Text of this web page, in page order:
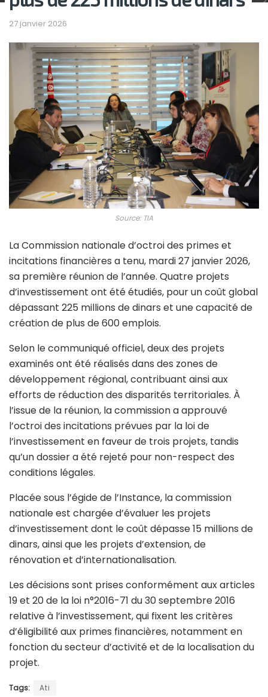
27 janvier 2026
Source: TIA
La Commission nationale d’octroi des primes et
incitations financières a tenu, mardi 27 janvier 2026,
sa première réunion de l’année. Quatre projets
d’investissement ont été étudiés, pour un coût global
dépassant 225 millions de dinars et une capacité de
création de plus de 600 emplois.
Selon le communiqué officiel, deux des projets
examinés ont été réalisés dans des zones de
développement régional, contribuant ainsi aux
efforts de réduction des disparités territoriales. À
l’issue de la réunion, la commission a approuvé
l’octroi des incitations prévues par la loi de
l’investissement en faveur de trois projets, tandis
qu’un dossier a été rejeté pour non-respect des
conditions légales.
Placée sous l’égide de l’Instance, la commission
nationale est chargée d’évaluer les projets
d’investissement dont le coût dépasse 15 millions de
dinars, ainsi que les projets d’extension, de
rénovation et d’internationalisation.
Les décisions sont prises conformément aux articles
19 et 20 de la loi n°2016-71 du 30 septembre 2016
relative à l’investissement, qui fixent les critères
d’éligibilité aux primes financières, notamment en
fonction du secteur d’activité et de la localisation du
projet.
Tags:
Ati